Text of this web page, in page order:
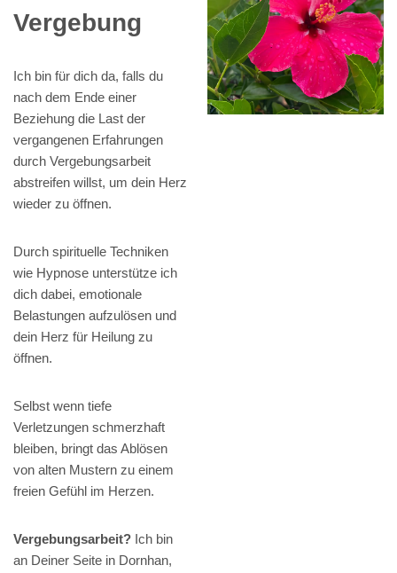
Vergebung
Ich bin für dich da, falls du
nach dem Ende einer
Beziehung die Last der
vergangenen Erfahrungen
durch Vergebungsarbeit
abstreifen willst, um dein Herz
wieder zu öffnen.
Durch spirituelle Techniken
wie Hypnose unterstütze ich
dich dabei, emotionale
Belastungen aufzulösen und
dein Herz für Heilung zu
öffnen.
Selbst wenn tiefe
Verletzungen schmerzhaft
bleiben, bringt das Ablösen
von alten Mustern zu einem
freien Gefühl im Herzen.
Vergebungsarbeit? Ich bin
an Deiner Seite in Dornhan,